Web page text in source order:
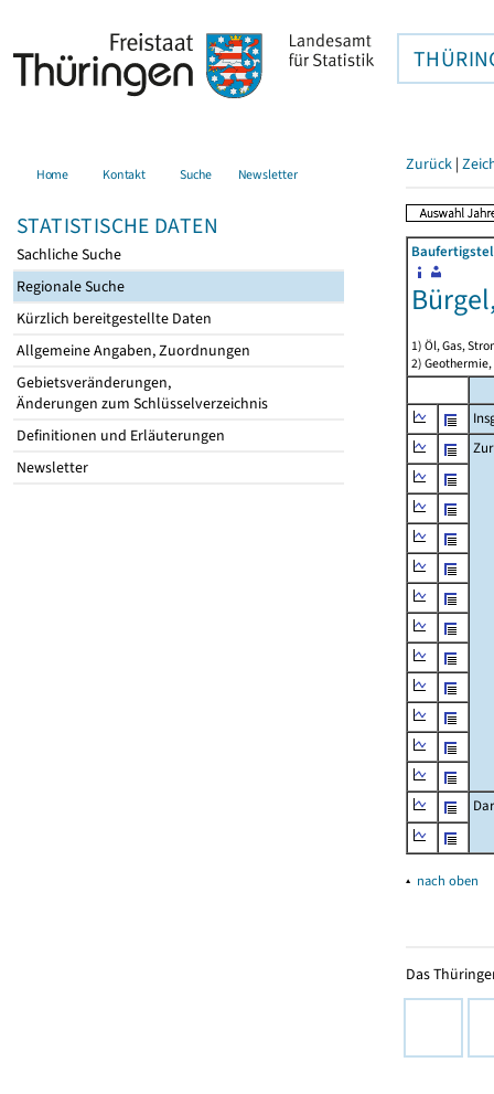
Home Kontakt Suche Newsletter
STATISTISCHE DATEN
Sachliche Suche
Regionale Suche
Kürzlich bereitgestellte Daten
Allgemeine Angaben, Zuordnungen
Gebietsveränderungen,
Änderungen zum Schlüsselverzeichnis
Definitionen und Erläuterungen
Newsletter
Zurück |
1) Öl, Gas,
2)
▴ nach oben
Das